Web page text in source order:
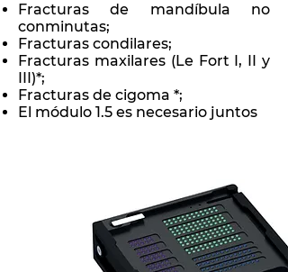
Fracturas de mandíbula no
conminutas;
Fracturas condilares;
Fracturas maxilares (Le Fort I, II y
III)*;
Fracturas de cigoma *;
El módulo 1.5 es necesario juntos